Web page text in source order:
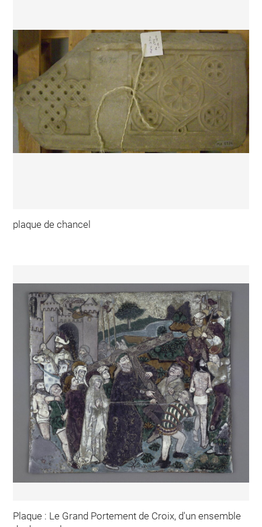
plaque de chancel
Plaque : Le Grand Portement de Croix, d'un ensemble